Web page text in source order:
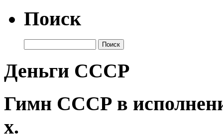
Поиск
Деньги СССР
Гимн СССР в
х.